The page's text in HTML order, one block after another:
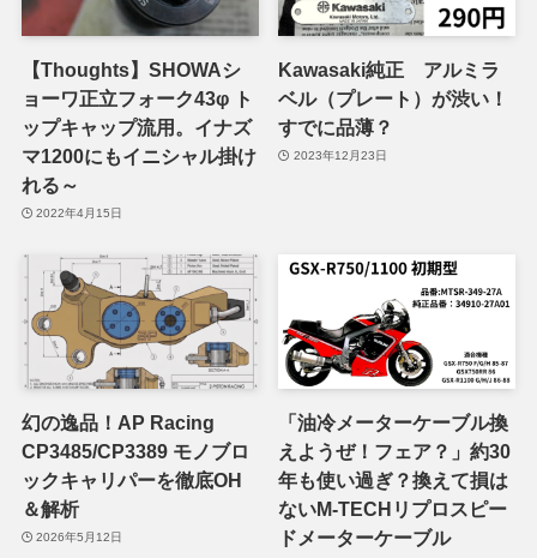
【Thoughts】SHOWAシ
ョーワ正立フォーク43φ ト
ップキャップ流用。イナズ
マ1200にもイニシャル掛け
れる～
2022年4月15日
Kawasaki純正 アルミラ
ベル（プレート）が渋い！
すでに品薄？
2023年12月23日
幻の逸品！AP Racing
CP3485/CP3389 モノブロ
ックキャリパーを徹底OH
＆解析
2026年5月12日
「油冷メーターケーブル換
えようぜ！フェア？」約30
年も使い過ぎ？換えて損は
ないM-TECHリプロスピー
ドメーターケーブル